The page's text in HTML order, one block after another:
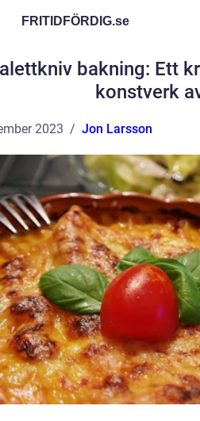
FRITIDFÖRDIG.se
bakning: Ett
konstverk
2023 Jon Larsson